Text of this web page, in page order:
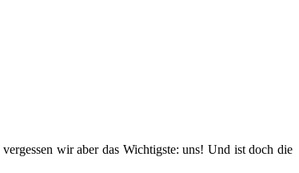
wir aber das Wichtigste: uns! Und ist doch die